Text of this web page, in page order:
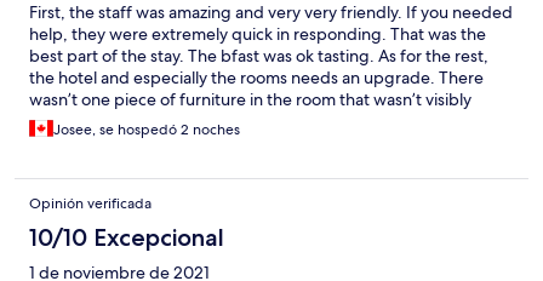
First, the staff was amazing and very very friendly. If you needed
help, they were extremely quick in responding. That was the
best part of the stay. The bfast was ok tasting. As for the rest,
the hotel and especially the rooms needs an upgrade. There
wasn’t one piece of furniture in the room that wasn’t visibly
distressed.
Josee, se hospedó 2 noches
Opinión verificada
10/10 Excepcional
1 de noviembre de 2021